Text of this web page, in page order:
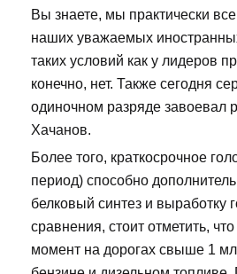
Вы знаете, мы практически
наших уважаемых
таких условий как у лидеров
конечно, нет. Также сегодня
одиночном разряде завоевал
Хачанов.
Более того, краткосрочное
период) способно
белковый синтез и выработку
сравнения, стоит отметить,
момент на дорогах свыше 1